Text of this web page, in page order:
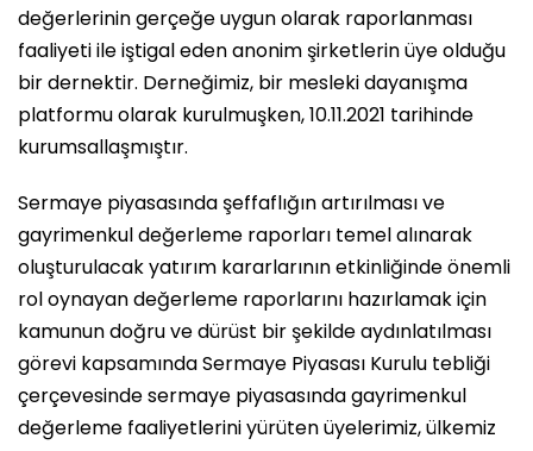
değerlerinin gerçeğe uygun olarak raporlanması
faaliyeti ile iştigal eden anonim şirketlerin üye olduğu
bir dernektir. Derneğimiz, bir mesleki dayanışma
platformu olarak kurulmuşken, 10.11.2021 tarihinde
kurumsallaşmıştır.
Sermaye piyasasında şeffaflığın artırılması ve
gayrimenkul değerleme raporları temel alınarak
oluşturulacak yatırım kararlarının etkinliğinde önemli
rol oynayan değerleme raporlarını hazırlamak için
kamunun doğru ve dürüst bir şekilde aydınlatılması
görevi kapsamında Sermaye Piyasası Kurulu tebliği
çerçevesinde sermaye piyasasında gayrimenkul
değerleme faaliyetlerini yürüten üyelerimiz, ülkemiz